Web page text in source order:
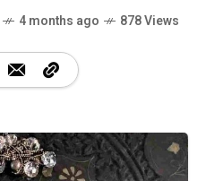
4 months ago 878 Views